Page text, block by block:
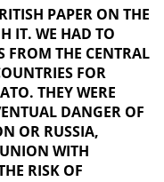
PAPER ON THE
IT. WE HAD TO
FROM THE CENTRAL
FOR
THEY WERE
DANGER OF
OR RUSSIA,
WITH
RISK OF